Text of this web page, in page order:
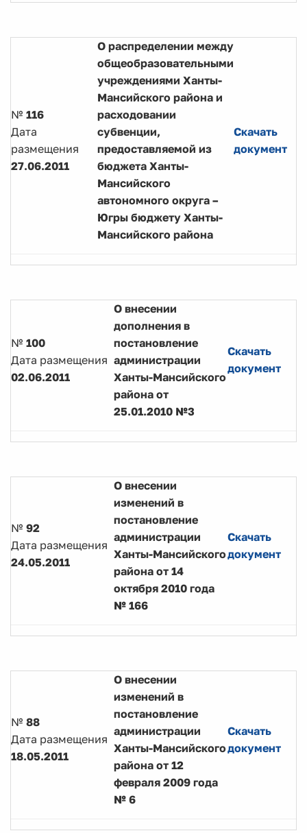
№ 116
Дата
размещения
27.06.2011
О распределении между
общеобразовательными
учреждениями Ханты-
Мансийского района и
расходовании
субвенции,
предоставляемой из
бюджета Ханты-
Мансийского
автономного округа –
Югры бюджету Ханты-
Мансийского района
Скачать
документ
№ 100
Дата размещения
02.06.2011
О внесении
дополнения в
постановление
администрации
Ханты-Мансийского
района от
25.01.2010 №3
Скачать
документ
№ 92
Дата размещения
24.05.2011
О внесении
изменений в
постановление
администрации
Ханты-Мансийского
района от 14
октября 2010 года
№ 166
Скачать
документ
№ 88
Дата размещения
18.05.2011
О внесении
изменений в
постановление
администрации
Ханты-Мансийского
района от 12
февраля 2009 года
№ 6
Скачать
документ